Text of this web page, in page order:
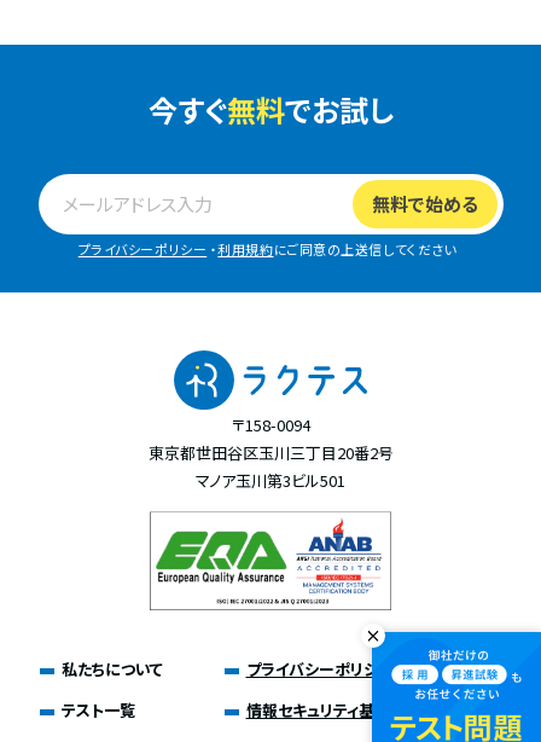
今すぐ無料でお試し
プライバシーポリシー ・利用規約にご同意の上送信してください
〒158-0094
東京都世田谷区玉川三丁目20番2号
マノア玉川第3ビル501
私たちについて
テスト一覧
プライバシーポリシー
情報セキュリティ基本方針